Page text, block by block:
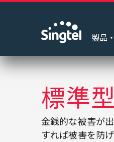
製品
標準
金銭的な被害が
すれば被害を防